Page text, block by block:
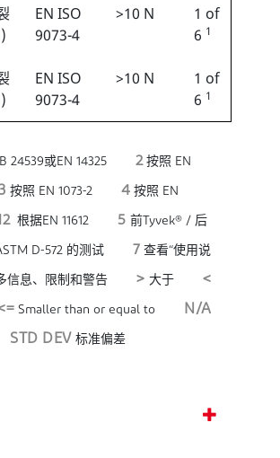
EN ISO
9073-4
>10 N
1 of
6 1
EN ISO
9073-4
>10 N
1 of
6 1
24539或EN 14325 2按照 EN
按照 EN 1073-2 4 按照 EN
根据EN 11612 5 前Tyvek® / 后
D-572 的测试 7 查看“使用说
信息、限制和警告 > 大于 <
Smaller than or equal to N/A
STD DEV 标准偏差